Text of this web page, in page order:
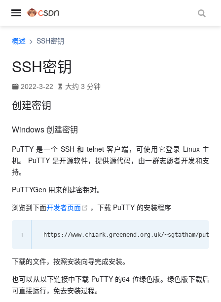
概述 SSH密钥
SSH密钥
2022-3-22 大约 3 分钟
创建密钥
Windows 创建密钥
PuTTY 是一个 SSH 和 telnet 客户端，可使用它登录 Linux 主
机。 PuTTY 是开源软件，提供源代码，由一群志愿者开发和支
持。
PuTTYGen 用来创建密钥对。
浏览到下面开发者页面 (opens new window)
，下载 PuTTY 的安装程序
1
下载的文件，按照安装向导完成安装。
也可以从以下链接中下载 PuTTY 的64 位绿色版。绿色版下载后
可直接运行，免去安装过程。